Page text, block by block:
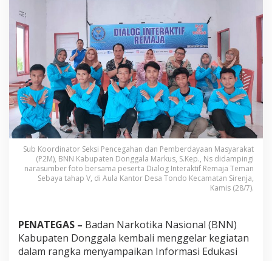
E
d
u
k
a
s
i
R
e
m
a
j
a
M
u
i
D
Sub Koordinator Seksi Pencegahan dan Pemberdayaan Masyarakat
(P2M), BNN Kabupaten Donggala Markus, S.Kep., Ns didampingi
narasumber foto bersama peserta Dialog Interaktif Remaja Teman
Sebaya tahap V, di Aula Kantor Desa Tondo Kecamatan Sirenja,
Kamis (28/7).
PENATEGAS – Badan Narkotika Nasional (BNN)
Kabupaten Donggala kembali menggelar kegiatan
dalam rangka menyampaikan Informasi Edukasi